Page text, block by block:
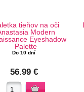
tieňov na oči
Modern
Eyeshadow
Palette
Do 10 dní
56.99 €